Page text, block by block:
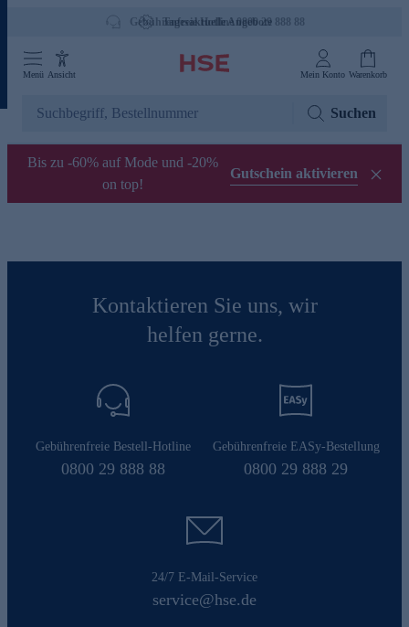
Gebührenfreie Hotline 0800 29 888 88
Tagesaktuelle Angebote
Menü Ansicht Mein Konto Warenkorb
Suchen
Bis zu -60% auf Mode und -20%
on top!
Gutschein aktivieren
Kontaktieren Sie uns, wir
helfen gerne.
Gebührenfreie Bestell-Hotline
0800 29 888 88
Gebührenfreie EASy-Bestellung
0800 29 888 29
24/7 E-Mail-Service
service@hse.de